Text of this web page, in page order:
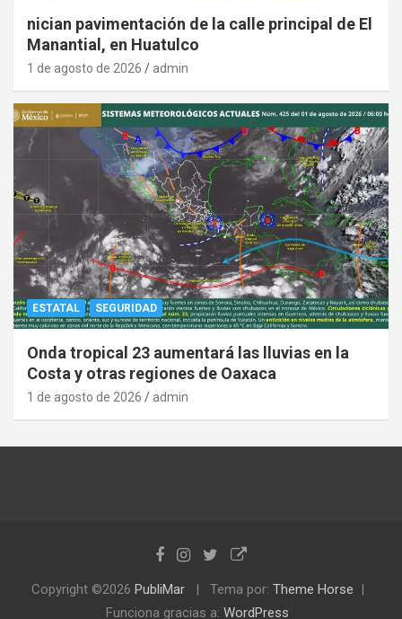
nician pavimentación de la calle principal de El
Manantial, en Huatulco
1 de agosto de 2026 admin
ESTATAL SEGURIDAD
Onda tropical 23 aumentará las lluvias en la
Costa y otras regiones de Oaxaca
1 de agosto de 2026 admin
Copyright ©2026 PubliMar Tema por: Theme Horse
Funciona gracias a: WordPress